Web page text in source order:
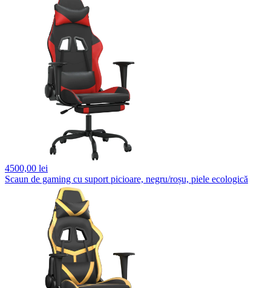
4500,00 lei
Scaun de gaming cu suport picioare, negru/roșu, piele ecologică